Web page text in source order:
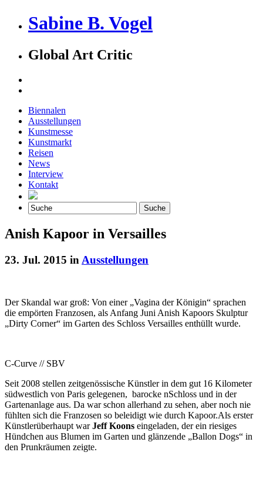
Sabine B. Vogel
Global Art Critic
Biennalen
Ausstellungen
Kunstmesse
Kunstmarkt
Reisen
News
Interview
Kontakt
Anish Kapoor in Versailles
23. Jul. 2015 in Ausstellungen
Der Skandal war groß: Von einer „Vagina der Königin“ sprachen
die empörten Franzosen, als Anfang Juni Anish Kapoors Skulptur
„Dirty Corner“ im Garten des Schloss Versailles enthüllt wurde.
C-Curve // SBV
Seit 2008 stellen zeitgenössische Künstler in dem gut 16 Kilometer
südwestlich von Paris gelegenen, barocke nSchloss und in der
Gartenanlage aus. Da war schon allerhand zu sehen, aber noch nie
fühlten sich die Franzosen so beleidigt wie durch Kapoor.Als erster
Künstlerüberhaupt warJeff Koons eingeladen, der ein riesiges
Hündchen aus Blumen im Garten und glänzende „Ballon Dogs“ in
den Prunkräumen zeigte.